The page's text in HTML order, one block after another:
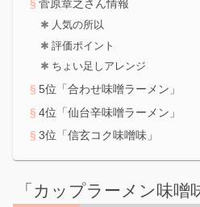
菅原章之さん情報
人気の所以
評価ポイント
ちょい足しアレンジ
5位「合わせ味噌ラーメン」
4位「仙台辛味噌ラーメン」
3位「信玄コク味噌味」
「カップラーメン味